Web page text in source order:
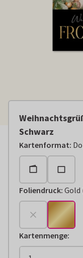
Schwarz
Kartenformat:
Foliendruck: Gold
+€ 0,49
Kartenmenge: